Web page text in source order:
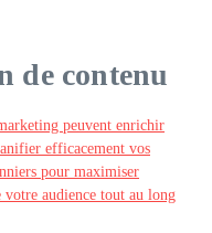
de contenu